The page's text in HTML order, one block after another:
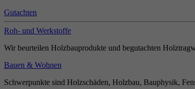
Gutachten
Roh- und Werkstoffe
Wir beurteilen Holzbauprodukte und begutachten
Bauen & Wohnen
Schwerpunkte sind Holzschäden, Holzbau, Bauphysik,